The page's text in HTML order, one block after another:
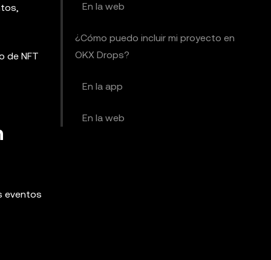
de NFT
eventos
En la web
¿Cómo puedo incluir mi proyecto en
OKX Drops?
En la app
En la web